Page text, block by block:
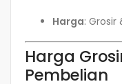
Harga: Grosir
Harga
Pembelian